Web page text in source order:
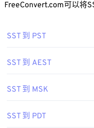
FreeConvert.com可以将
SST 到 PST
SST 到 AEST
SST 到 MSK
SST 到 PDT